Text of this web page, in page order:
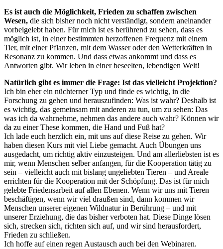
Es ist auch die Möglichkeit, Frieden zu schaffen zwischen
Wesen, die sich bisher noch nicht verständigt, sondern aneinander
vorbeigelebt haben. Für mich ist es berührend zu sehen, dass es
möglich ist, in einer bestimmten herzoffenen Frequenz mit einem
Tier, mit einer Pflanzen, mit dem Wasser oder den Wetterkräften in
Resonanz zu kommen. Und dass etwas ankommt und dass es
Antworten gibt. Wir leben in einer beseelten, lebendigen Welt!
Natürlich gibt es immer die Frage: Ist das vielleicht Projektion?
Ich bin eher ein nüchterner Typ und finde es wichtig, in die
Forschung zu gehen und herauszufinden: Was ist wahr? Deshalb ist
es wichtig, das gemeinsam mit anderen zu tun, um zu sehen: Das
was ich da wahrnehme, nehmen das andere auch wahr? Können wir
da zu einer These kommen, die Hand und Fuß hat?
Ich lade euch herzlich ein, mit uns auf diese Reise zu gehen. Wir
haben diesen Kurs mit viel Liebe gemacht. Auch Übungen uns
ausgedacht, um richtig aktiv einzusteigen. Und am allerliebsten ist es
mir, wenn Menschen selber anfangen, für die Kooperation tätig zu
sein – vielleicht auch mit bislang ungeliebten Tieren – und Areale
errichten für die Kooperation mit der Schöpfung. Das ist für mich
gelebte Friedensarbeit auf allen Ebenen. Wenn wir uns mit Tieren
beschäftigen, wenn wir viel draußen sind, dann kommen wir
Menschen unserer eigenen Wildnatur in Berührung – und mit
unserer Erziehung, die das bisher verboten hat. Diese Dinge lösen
sich, strecken sich, richten sich auf, und wir sind herausfordert,
Frieden zu schließen.
Ich hoffe auf einen regen Austausch auch bei den Webinaren.